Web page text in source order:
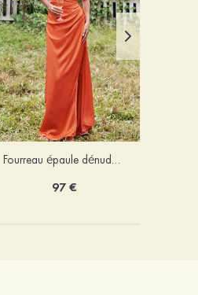
Fourreau épaule dénudée satin extensible ras du sol robe de demoiselle d'honneur
97 €